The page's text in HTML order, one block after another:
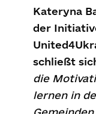
Kateryna
der
schließt
die
lernen in